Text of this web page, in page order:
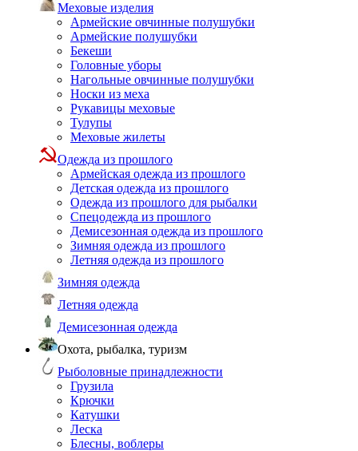
Меховые изделия
Армейские овчинные полушубки
Армейские полушубки
Бекеши
Головные уборы
Нагольные овчинные полушубки
Носки из меха
Рукавицы меховые
Тулупы
Меховые жилеты
Одежда из прошлого
Армейская одежда из прошлого
Детская одежда из прошлого
Одежда из прошлого для рыбалки
Спецодежда из прошлого
Демисезонная одежда из прошлого
Зимняя одежда из прошлого
Летняя одежда из прошлого
Зимняя одежда
Летняя одежда
Демисезонная одежда
Охота, рыбалка, туризм
Рыболовные принадлежности
Грузила
Крючки
Катушки
Леска
Блесны, воблеры